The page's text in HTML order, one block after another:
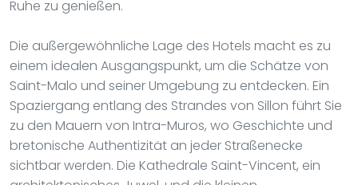
Ruhe zu genießen.
Die außergewöhnliche Lage des Hotels macht es zu
einem idealen Ausgangspunkt, um die Schätze von
Saint-Malo und seiner Umgebung zu entdecken. Ein
Spaziergang entlang des Strandes von Sillon führt Sie
zu den Mauern von Intra-Muros, wo Geschichte und
bretonische Authentizität an jeder Straßenecke
sichtbar werden. Die Kathedrale Saint-Vincent, ein